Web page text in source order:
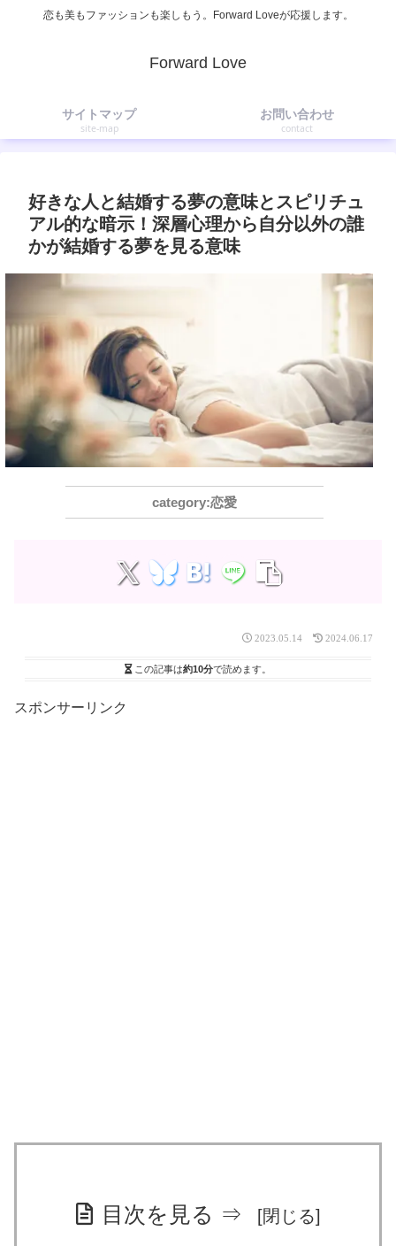
恋も美もファッションも楽しもう。Forward Loveが応援します。
Forward Love
サイトマップ
site-map
お問い合わせ
contact
好きな人と結婚する夢の意味とスピリチュ
アル的な暗示！深層心理から自分以外の誰
かが結婚する夢を見る意味
恋愛
2023.05.14 2024.06.17
この記事は約10分で読めます。
スポンサーリンク
目次を見る ⇒